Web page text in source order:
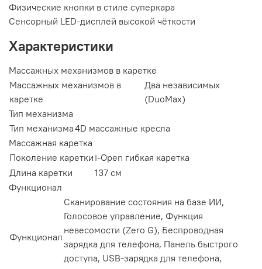
Физические кнопки в стиле суперкара
Сенсорный LED-дисплей высокой чёткости
Характеристики
Массажных механизмов в каретке
Массажных механизмов в
каретке
Два независимых
(DuoMax)
Тип механизма
Тип механизма4D массажные кресла
Массажная каретка
Поколение каретки i-Open гибкая каретка
Длина каретки
137 см
Функционал
Функционал
Сканирование состояния на базе ИИ,
Голосовое управление, Функция
невесомости (Zero G), Беспроводная
зарядка для телефона, Панель быстрого
доступа, USB-зарядка для телефона,